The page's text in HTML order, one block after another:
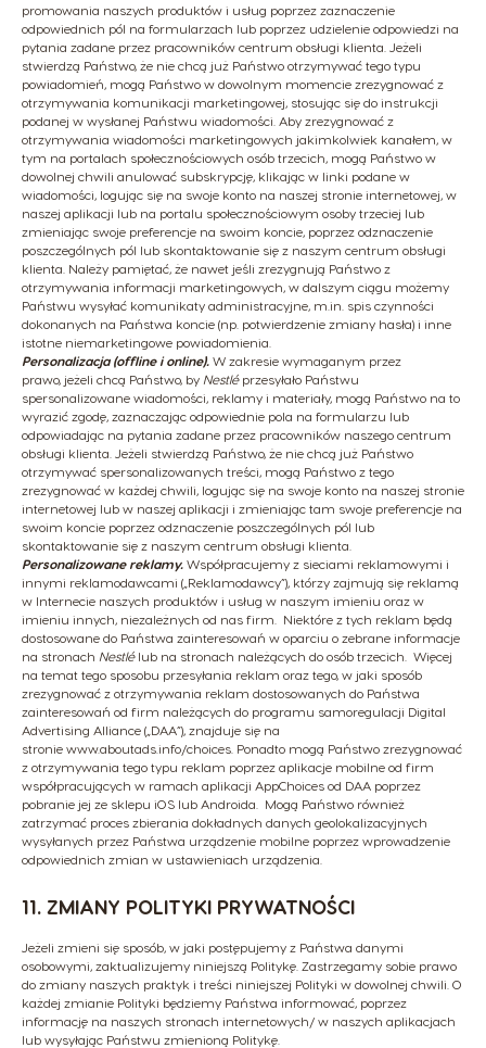
NAPOJE
NAPOJE
EKSPRESY
EKSPRESY
AKCESORIA
ZRÓWNOWAŻONY ROZWÓJ
KAWOWE INSPIRACJE
promowania naszych produktów i usług poprzez zaznaczenie
odpowiednich pól na formularzach lub poprzez udzielenie odpowiedzi na
pytania zadane przez pracowników centrum obsługi klienta. Jeżeli
stwierdzą Państwo, że nie chcą już Państwo otrzymywać tego typu
powiadomień, mogą Państwo w dowolnym momencie zrezygnować z
otrzymywania komunikacji marketingowej, stosując się do instrukcji
podanej w wysłanej Państwu wiadomości. Aby zrezygnować z
otrzymywania wiadomości marketingowych jakimkolwiek kanałem, w
tym na portalach społecznościowych osób trzecich, mogą Państwo w
dowolnej chwili anulować subskrypcję, klikając w linki podane w
wiadomości, logując się na swoje konto na naszej stronie internetowej, w
naszej aplikacji lub na portalu społecznościowym osoby trzeciej lub
zmieniając swoje preferencje na swoim koncie, poprzez odznaczenie
poszczególnych pól lub skontaktowanie się z naszym centrum obsługi
klienta. Należy pamiętać, że nawet jeśli zrezygnują Państwo z
otrzymywania informacji marketingowych, w dalszym ciągu możemy
Państwu wysyłać komunikaty administracyjne, m.in. spis czynności
dokonanych na Państwa koncie (np. potwierdzenie zmiany hasła) i inne
istotne niemarketingowe powiadomienia.
Personalizacja (offline i online). W zakresie wymaganym przez
prawo, jeżeli chcą Państwo, by Nestléprzesyłało Państwu
spersonalizowane wiadomości, reklamy i materiały, mogą Państwo na to
wyrazić zgodę, zaznaczając odpowiednie pola na formularzu lub
odpowiadając na pytania zadane przez pracowników naszego centrum
obsługi klienta. Jeżeli stwierdzą Państwo, że nie chcą już Państwo
otrzymywać spersonalizowanych treści, mogą Państwo z tego
zrezygnować w każdej chwili, logując się na swoje konto na naszej stronie
internetowej lub w naszej aplikacji i zmieniając tam swoje preferencje na
swoim koncie poprzez odznaczenie poszczególnych pól lub
skontaktowanie się z naszym centrum obsługi klienta.
Personalizowane reklamy. Współpracujemy z sieciami reklamowymi i
innymi reklamodawcami („Reklamodawcy”), którzy zajmują się reklamą
w Internecie naszych produktów i usług w naszym imieniu oraz w
imieniu innych, niezależnych od nas firm. Niektóre z tych reklam będą
dostosowane do Państwa zainteresowań w oparciu o zebrane informacje
na stronach Nestlé lub na stronach należących do osób trzecich. Więcej
na temat tego sposobu przesyłania reklam oraz tego, w jaki sposób
zrezygnować z otrzymywania reklam dostosowanych do Państwa
zainteresowań od firm należących do programu samoregulacji Digital
Advertising Alliance („DAA”), znajduje się na
stronie www.aboutads.info/choices . Ponadto mogą Państwo zrezygnować
z otrzymywania tego typu reklam poprzez aplikacje mobilne od firm
współpracujących w ramach aplikacji AppChoices od DAA poprzez
pobranie jej ze sklepu iOS lub Androida. Mogą Państwo również
zatrzymać proces zbierania dokładnych danych geolokalizacyjnych
wysyłanych przez Państwa urządzenie mobilne poprzez wprowadzenie
odpowiednich zmian w ustawieniach urządzenia.
11. ZMIANY POLITYKI PRYWATNOŚCI
Jeżeli zmieni się sposób, w jaki postępujemy z Państwa danymi
osobowymi, zaktualizujemy niniejszą Politykę. Zastrzegamy sobie prawo
do zmiany naszych praktyk i treści niniejszej Polityki w dowolnej chwili. O
każdej zmianie Polityki będziemy Państwa informować, poprzez
informację na naszych stronach internetowych/ w naszych aplikacjach
lub wysyłając Państwu zmienioną Politykę.